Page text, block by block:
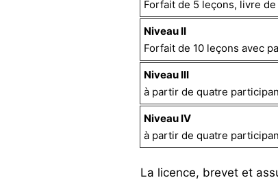
Forfait de 5 leçons, livre
Niveau II
Forfait de 10 leçons avec
Niveau III
à partir de quatre
Niveau IV
à partir de quatre
La licence, brevet et